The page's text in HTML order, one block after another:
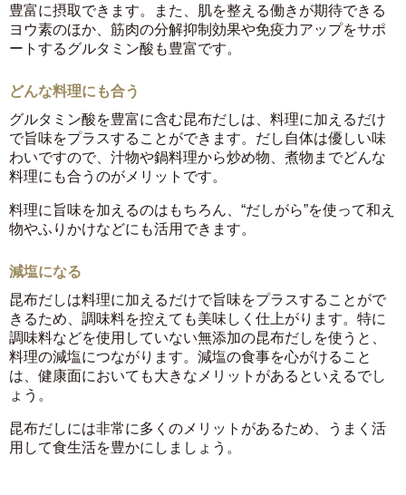
豊富に摂取できます。また、肌を整える働きが期待できる
ヨウ素のほか、筋肉の分解抑制効果や免疫力アップをサポ
ートするグルタミン酸も豊富です。
どんな料理にも合う
グルタミン酸を豊富に含む昆布だしは、料理に加えるだけ
で旨味をプラスすることができます。だし自体は優しい味
わいですので、汁物や鍋料理から炒め物、煮物までどんな
料理にも合うのがメリットです。
料理に旨味を加えるのはもちろん、“だしがら”を使って和え
物やふりかけなどにも活用できます。
減塩になる
昆布だしは料理に加えるだけで旨味をプラスすることがで
きるため、調味料を控えても美味しく仕上がります。特に
調味料などを使用していない無添加の昆布だしを使うと、
料理の減塩につながります。減塩の食事を心がけること
は、健康面においても大きなメリットがあるといえるでし
ょう。
昆布だしには非常に多くのメリットがあるため、うまく活
用して食生活を豊かにしましょう。